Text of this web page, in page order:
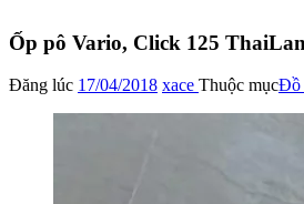
Ốp pô Vario, Click 125
Đăng lúc 17/04/2018 xace Thuộc mụcĐồ